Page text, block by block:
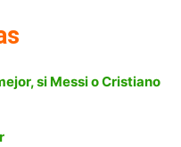
si Messi o Cristiano